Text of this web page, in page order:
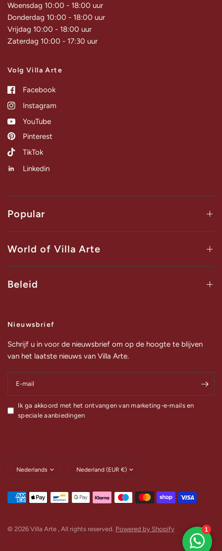
Woensdag 10:00 - 18:00 uur
Donderdag 10:00 - 18:00 uur
Vrijdag 10:00 - 18:00 uur
Zaterdag 10:00 - 17:30 uur
Volg Villa Arte
Facebook
Instagram
YouTube
Pinterest
TikTok
Linkedin
Popular
World of Villa Arte
Beleid
Nieuwsbrief
Schrijf u in voor de nieuwsbrief om op de hoogte te blijven
van het laatste nieuws van Villa Arte.
E‑mail
Ik ga akkoord met het ontvangen van marketing-e-mails en
speciale aanbiedingen
© 2026 Villa Arte , All rights reserved. Powered by Shopify